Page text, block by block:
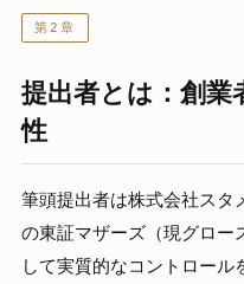
第2章
提出者とは：創業
性
筆頭提出者は株式会社スタ
の東証マザーズ（現グロー
して実質的なコントロール